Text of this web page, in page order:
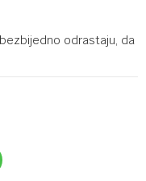
odrastaju, da